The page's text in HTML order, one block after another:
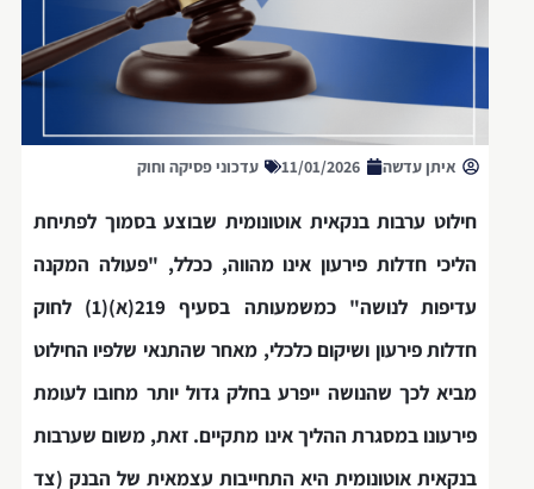
איתן עדשה 11/01/2026 עדכוני פסיקה וחוק
חילוט ערבות בנקאית אוטונומית שבוצע בסמוך לפתיחת
הליכי חדלות פירעון אינו מהווה, ככלל, "פעולה המקנה
עדיפות לנושה" כמשמעותה בסעיף 219(א)(1) לחוק
חדלות פירעון ושיקום כלכלי, מאחר שהתנאי שלפיו החילוט
מביא לכך שהנושה ייפרע בחלק גדול יותר מחובו לעומת
פירעונו במסגרת ההליך אינו מתקיים. זאת, משום שערבות
בנקאית אוטונומית היא התחייבות עצמאית של הבנק (צד